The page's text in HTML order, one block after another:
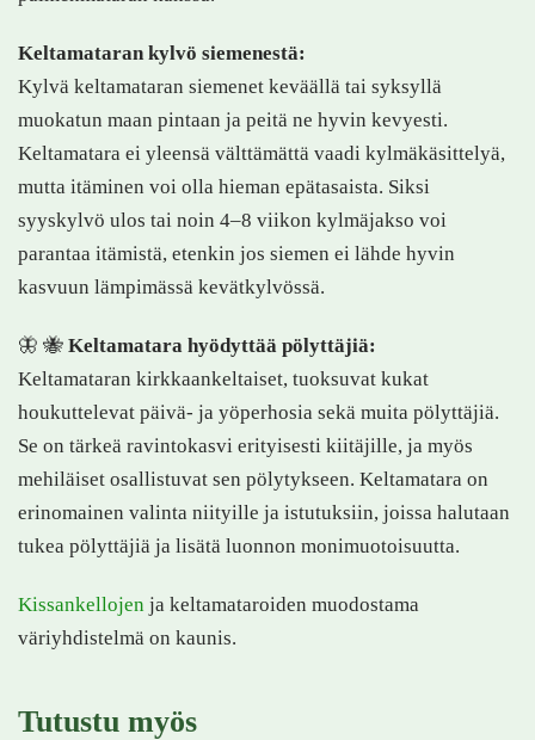
Keltamataran kylvö siemenestä:
Kylvä keltamataran siemenet keväällä tai syksyllä
muokatun maan pintaan ja peitä ne hyvin kevyesti.
Keltamatara ei yleensä välttämättä vaadi kylmäkäsittelyä,
mutta itäminen voi olla hieman epätasaista. Siksi
syyskylvö ulos tai noin 4–8 viikon kylmäjakso voi
parantaa itämistä, etenkin jos siemen ei lähde hyvin
kasvuun lämpimässä kevätkylvössä.
🦋 🐝 Keltamatara hyödyttää pölyttäjiä:
Keltamataran kirkkaankeltaiset, tuoksuvat kukat
houkuttelevat päivä- ja yöperhosia sekä muita pölyttäjiä.
Se on tärkeä ravintokasvi erityisesti kiitäjille, ja myös
mehiläiset osallistuvat sen pölytykseen. Keltamatara on
erinomainen valinta niityille ja istutuksiin, joissa halutaan
tukea pölyttäjiä ja lisätä luonnon monimuotoisuutta.
Kissankellojen ja keltamataroiden muodostama
väriyhdistelmä on kaunis.
Tutustu myös